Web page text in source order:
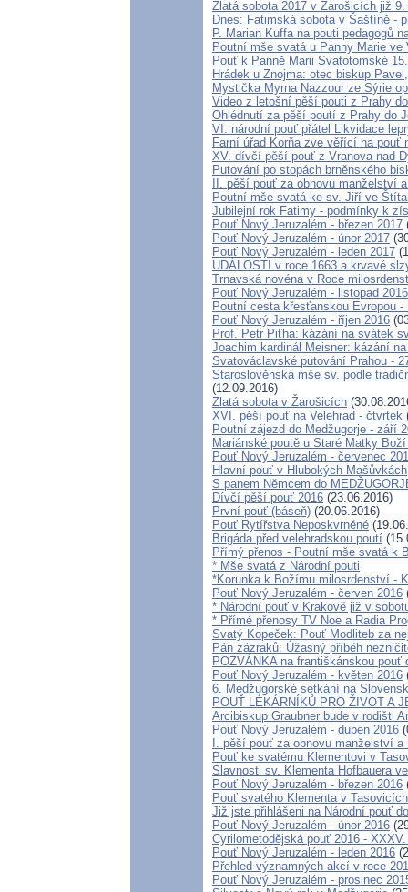
Zlatá sobota 2017 v Žarošicích již
Dnes: Fatimská sobota v Šaštíně -
P. Marian Kuffa na pouti pedagogů
Poutní mše svatá u Panny Marie ve
Pouť k Panně Marii Svatotomské
Hrádek u Znojma: otec biskup
Mystička Myrna Nazzour ze Sýrie
Video z letošní pěší pouti z Prahy
Ohlédnutí za pěší poutí z Prahy do
VI. národní pouť přátel Likvidace
Farní úřad Korňa zve věřící na pouť
XV. dívčí pěší pouť z Vranova nad
Putování po stopách brněnského
II. pěší pouť za obnovu manželství
Poutní mše svatá ke sv. Jiří ve
Jubilejní rok Fatimy - podmínky k
Pouť Nový Jeruzalém - březen 2017
Pouť Nový Jeruzalém - únor 2017
Pouť Nový Jeruzalém - leden 2017
UDÁLOSTI v roce 1663 a krvavé
Trnavská novéna v Roce
Pouť Nový Jeruzalém - listopad 2016
Poutní cesta křesťanskou Evropou
Pouť Nový Jeruzalém - říjen 2016
Prof. Petr Piťha: kázání na svátek
Joachim kardinál Meisner: kázání
Svatováclavské putování Prahou -
Staroslověnská mše sv. podle
(12.09.2016)
Zlatá sobota v Žarošicích
XVI. pěší pouť na Velehrad - čtvrtek
Poutní zájezd do Medžugorje - září
Mariánské poutě u Staré Matky
Pouť Nový Jeruzalém - červenec
Hlavní pouť v Hlubokých Mašůvkách
S panem Němcem do
Dívčí pěší pouť 2016 (23.06.2016)
První pouť (báseň) (20.06.2016)
Pouť Rytířstva Neposkvrněné
Brigáda před velehradskou poutí
Přímý přenos - Poutní mše svatá k
* Mše svatá z Národní pouti
*Korunka k Božímu milosrdenství -
Pouť Nový Jeruzalém - červen 2016
* Národní pouť v Krakově již v
* Přímé přenosy TV Noe a Radia
Svatý Kopeček: Pouť Modliteb za
Pán zázraků: Úžasný příběh
POZVÁNKA na františkánskou
Pouť Nový Jeruzalém - květen 2016
6. Medžugorské setkání na
POUŤ LÉKÁRNÍKŮ PRO ŽIVOT A
Arcibiskup Graubner bude v rodišti
Pouť Nový Jeruzalém - duben 2016
I. pěší pouť za obnovu manželství
Pouť ke svatému Klementovi v
Slavnosti sv. Klementa Hofbauera
Pouť Nový Jeruzalém - březen 2016
Pouť svatého Klementa v
Již jste přihlášeni na Národní pouť
Pouť Nový Jeruzalém - únor 2016
Cyrilometodějská pouť 2016 -
Pouť Nový Jeruzalém - leden 2016
Přehled významných akcí v roce
Pouť Nový Jeruzalém - prosinec